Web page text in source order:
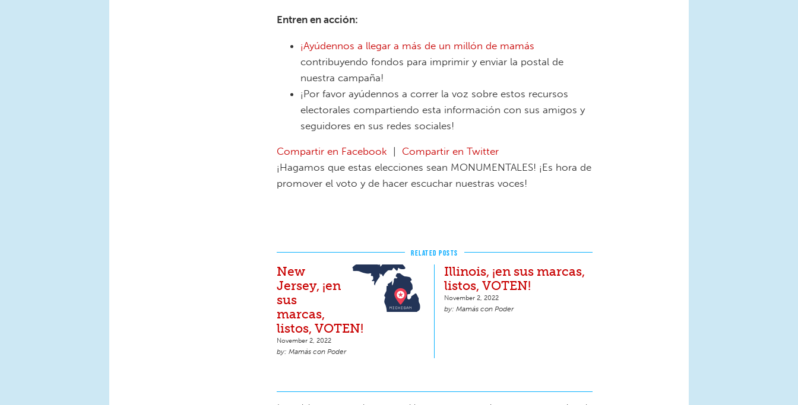
Entren en acción:
¡Ayúdennos a llegar a más de un millón de mamás
contribuyendo fondos para imprimir y enviar la postal de
nuestra campaña!
¡Por favor ayúdennos a correr la voz sobre estos recursos
electorales compartiendo esta información con sus amigos y
seguidores en sus redes sociales!
Compartir en Facebook
Compartir en Twitter
¡Hagamos que estas elecciones sean MONUMENTALES! ¡Es hora de
promover el voto y de hacer escuchar nuestras voces!
RELATED POSTS
New
Jersey, ¡en
sus
marcas,
listos, VOTEN!
November 2, 2022
Mamás con Poder
Illinois, ¡en sus marcas,
listos, VOTEN!
November 2, 2022
Mamás con Poder